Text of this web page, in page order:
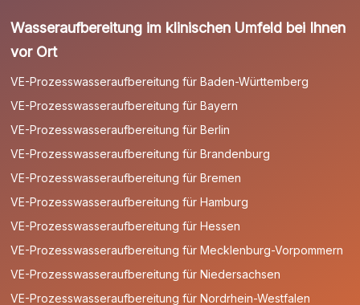
Wasseraufbereitung im klinischen Umfeld bei Ihnen
vor Ort
VE-Prozesswasseraufbereitung für Baden-Württemberg
VE-Prozesswasseraufbereitung für Bayern
VE-Prozesswasseraufbereitung für Berlin
VE-Prozesswasseraufbereitung für Brandenburg
VE-Prozesswasseraufbereitung für Bremen
VE-Prozesswasseraufbereitung für Hamburg
VE-Prozesswasseraufbereitung für Hessen
VE-Prozesswasseraufbereitung für Mecklenburg-Vorpommern
VE-Prozesswasseraufbereitung für Niedersachsen
VE-Prozesswasseraufbereitung für Nordrhein-Westfalen